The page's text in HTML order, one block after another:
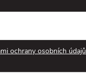
ochrany osobních údajů